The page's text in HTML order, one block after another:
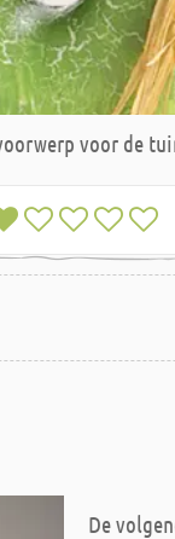
voor de
De